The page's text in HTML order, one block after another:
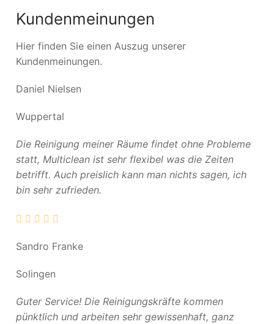
Kundenmeinungen
Hier finden Sie einen Auszug unserer
Kundenmeinungen.
Daniel Nielsen
Wuppertal
Die Reinigung meiner Räume findet ohne Probleme
statt, Multiclean ist sehr flexibel was die Zeiten
betrifft. Auch preislich kann man nichts sagen, ich
bin sehr zufrieden.
Sandro Franke
Solingen
Guter Service! Die Reinigungskräfte kommen
pünktlich und arbeiten sehr gewissenhaft, ganz